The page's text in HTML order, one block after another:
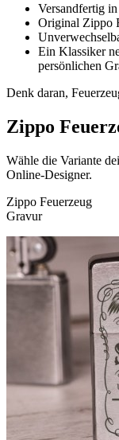
Versandfertig
Original Zippo
Ein Klassiker
persönlichen
Denk daran,
Zippo
Wähle die Variante
Online-Designer.
Zippo Feuerzeug
Gravur